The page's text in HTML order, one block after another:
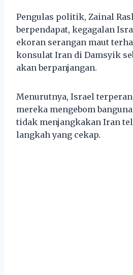
Pengulas politik, Zainal
berpendapat, kegagalan
ekoran serangan maut
konsulat Iran di Damsyik
akan berpanjangan.
Menurutnya, Israel
mereka mengebom
tidak menjangkakan Iran
langkah yang cekap.